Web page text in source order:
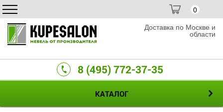
0
Доставка по Москве и
области
8 (495) 772-37-35
КАТАЛОГ